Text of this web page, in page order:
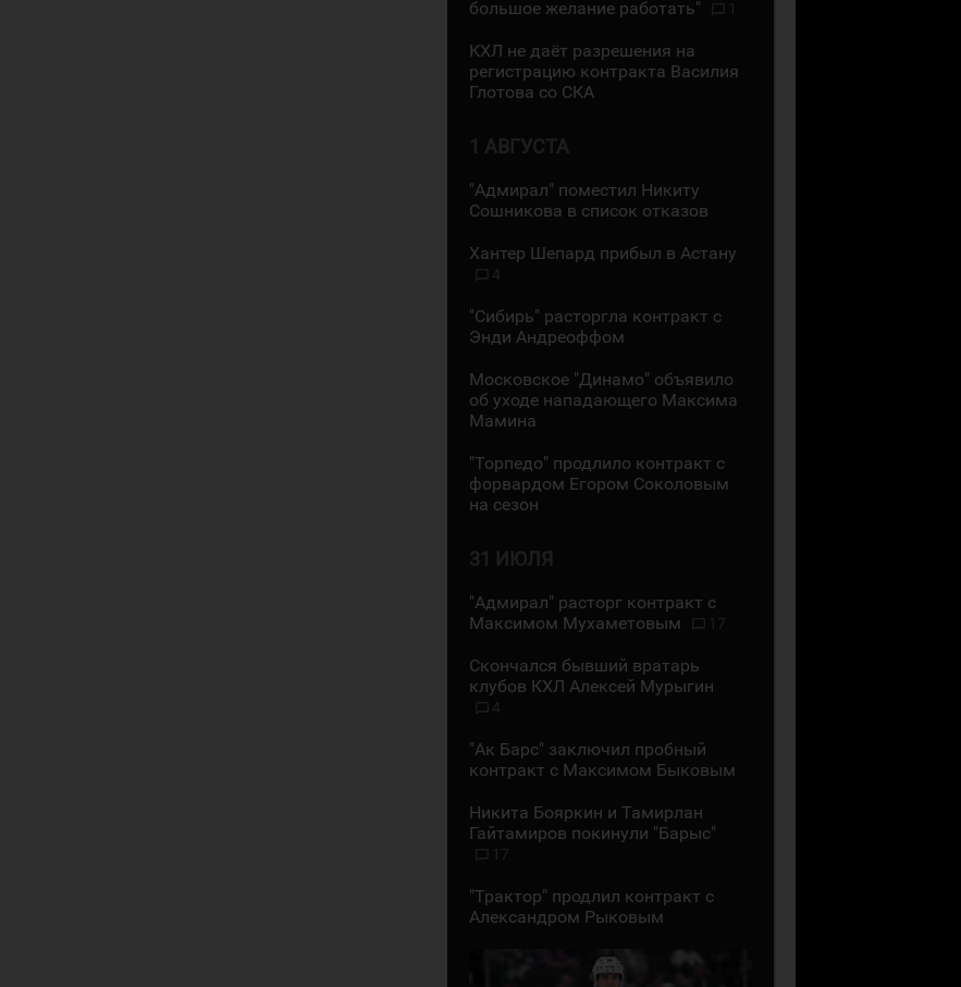
большое желание работать"
КХЛ не даёт разрешения на
регистрацию контракта Василия
Глотова со СКА
1 АВГУСТА
"Адмирал" поместил Никиту
Сошникова в список отказов
Хантер Шепард прибыл в Астану
4
"Сибирь" расторгла контракт с
Энди Андреоффом
Московское "Динамо" объявило
об уходе нападающего Максима
Мамина
"Торпедо" продлило контракт с
форвардом Егором Соколовым
на сезон
31 ИЮЛЯ
"Адмирал" расторг контракт с
Максимом Мухаметовым
17
Скончался бывший вратарь
клубов КХЛ Алексей Мурыгин
4
"Ак Барс" заключил пробный
контракт с Максимом Быковым
Никита Бояркин и Тамирлан
Гайтамиров покинули "Барыс"
17
"Трактор" продлил контракт с
Александром Рыковым